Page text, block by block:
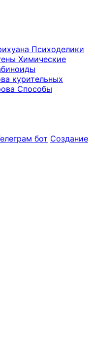
Психоделики
Химические
курительных
Способы
бот Создание